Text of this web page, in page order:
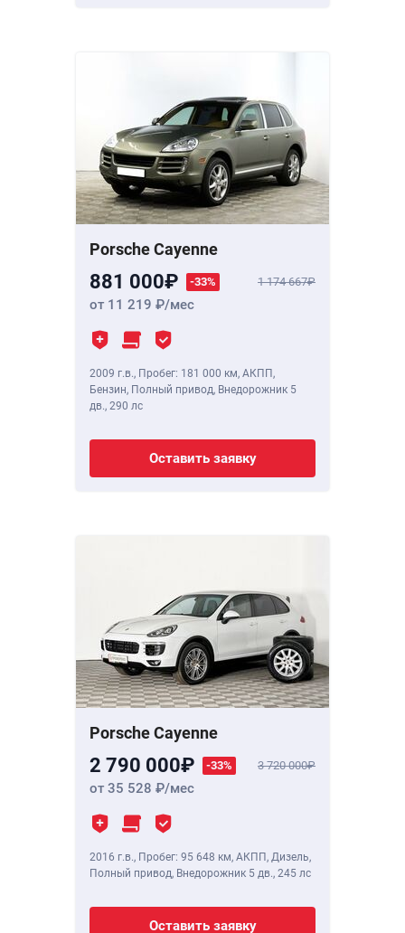
Porsche Cayenne
881 000 -33% 1 174 667
от 11 219 /мес
2009 г.в., Пробег: 181 000 км, АКПП,
Бензин, Полный привод, Внедорожник 5
дв., 290 лс
Оставить заявку
Porsche Cayenne
2 790 000 -33% 3 720 000
от 35 528 /мес
2016 г.в., Пробег: 95 648 км, АКПП, Дизель,
Полный привод, Внедорожник 5 дв., 245 лс
Оставить заявку